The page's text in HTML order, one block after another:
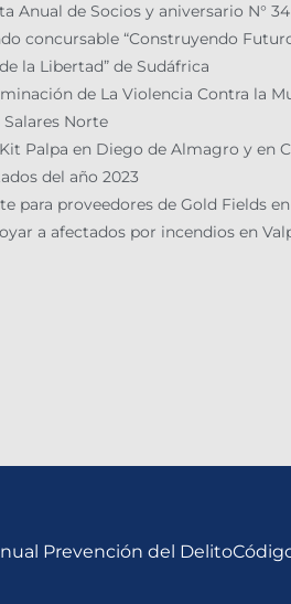
Anual de Socios y aniversario N°
concursable “Construyendo
la Libertad” de Sudáfrica
de La Violencia Contra la
Norte
Palpa en Diego de Almagro y
del año 2023​
para proveedores de Gold Fields
a afectados por incendios en
Prevención del Delito